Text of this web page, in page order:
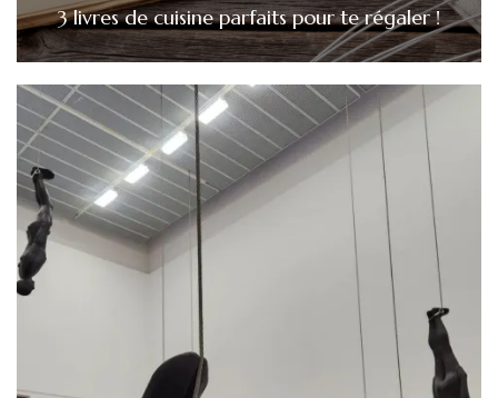
3 livres de cuisine parfaits pour te régaler !